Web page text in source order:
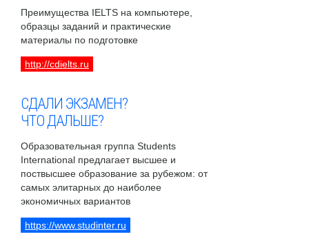
Преимущества IELTS на компьютере,
образцы заданий и практические
материалы по подготовке
http://cdielts.ru
СДАЛИ ЭКЗАМЕН?
ЧТО ДАЛЬШЕ?
Образовательная группа Students
International предлагает высшее и
поствысшее образование за рубежом: от
самых элитарных до наиболее
экономичных вариантов
https://www.studinter.ru